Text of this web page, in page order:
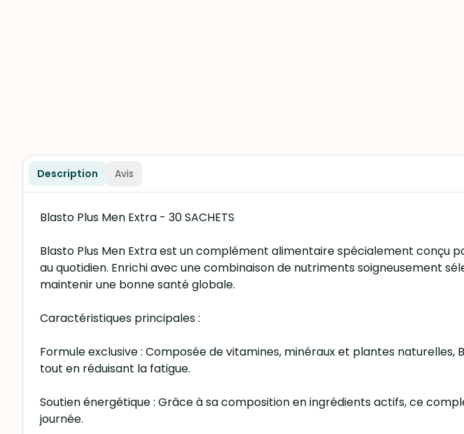
Description Avis
Blasto Plus Men Extra - 30 SACHETS
Blasto Plus Men Extra est un complément alimentaire spécialement conçu
au quotidien. Enrichi avec une combinaison de nutriments soigneusement
maintenir une bonne santé globale.
Caractéristiques principales :
Formule exclusive : Composée de vitamines, minéraux et plantes
tout en réduisant la fatigue.
Soutien énergétique : Grâce à sa composition en ingrédients actifs, ce
journée.